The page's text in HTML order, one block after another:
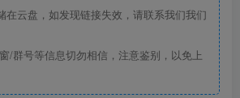
在云盘，如发现链接失效，请联系我们我们
/群号等信息切勿相信，注意鉴别，以免上